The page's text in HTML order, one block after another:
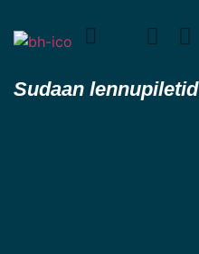
Sudaan lennupiletid